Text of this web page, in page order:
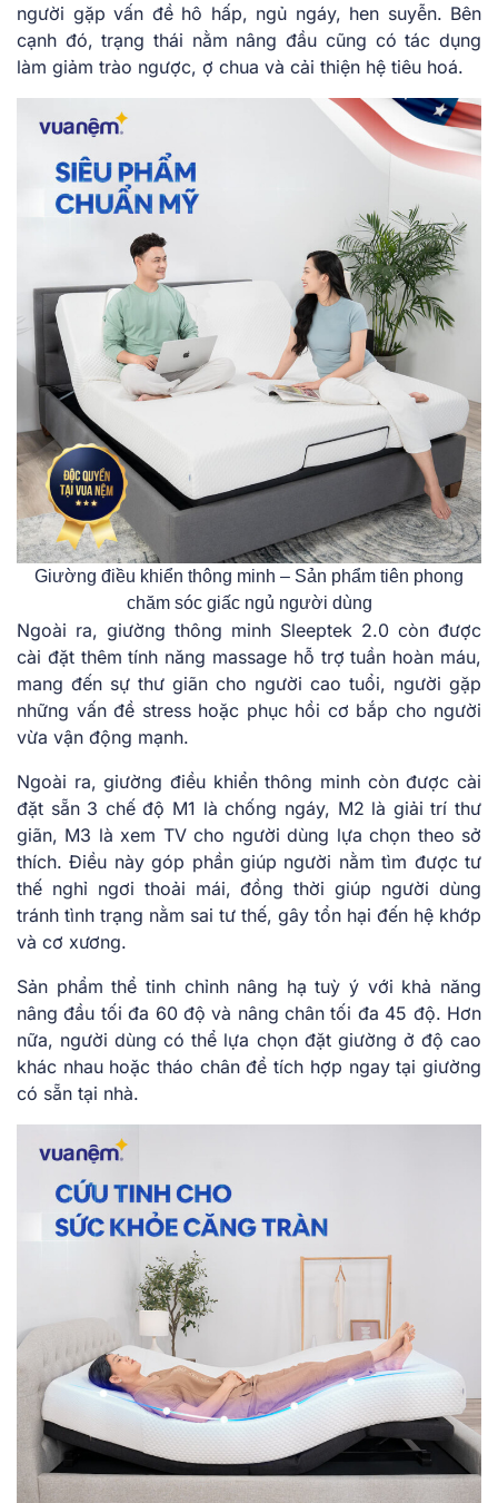
người gặp vấn đề hô hấp, ngủ ngáy, hen suyễn. Bên
cạnh đó, trạng thái nằm nâng đầu cũng có tác dụng
làm giảm trào ngược, ợ chua và cải thiện hệ tiêu hoá.
Giường điều khiển thông minh – Sản phẩm tiên phong
chăm sóc giấc ngủ người dùng
Ngoài ra, giường thông minh Sleeptek 2.0 còn được
cài đặt thêm tính năng massage hỗ trợ tuần hoàn máu,
mang đến sự thư giãn cho người cao tuổi, người gặp
những vấn đề stress hoặc phục hồi cơ bắp cho người
vừa vận động mạnh.
Ngoài ra, giường điều khiển thông minh còn được cài
đặt sẵn 3 chế độ M1 là chống ngáy, M2 là giải trí thư
giãn, M3 là xem TV cho người dùng lựa chọn theo sở
thích. Điều này góp phần giúp người nằm tìm được tư
thế nghỉ ngơi thoải mái, đồng thời giúp người dùng
tránh tình trạng nằm sai tư thế, gây tổn hại đến hệ khớp
và cơ xương.
Sản phẩm thể tinh chỉnh nâng hạ tuỳ ý với khả năng
nâng đầu tối đa 60 độ và nâng chân tối đa 45 độ. Hơn
nữa, người dùng có thể lựa chọn đặt giường ở độ cao
khác nhau hoặc tháo chân để tích hợp ngay tại giường
có sẵn tại nhà.